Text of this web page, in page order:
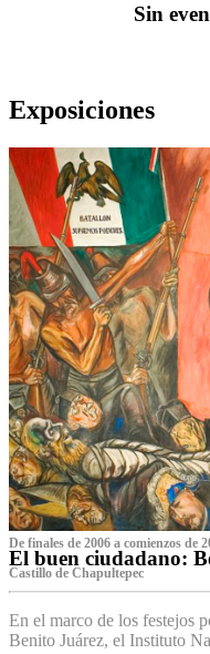
Sin
Exposiciones
De finales de 2006 a comienzos de
El buen ciudadano:
Castillo de Chapultepec
En el marco de los festejos
Benito Juárez, el Instituto